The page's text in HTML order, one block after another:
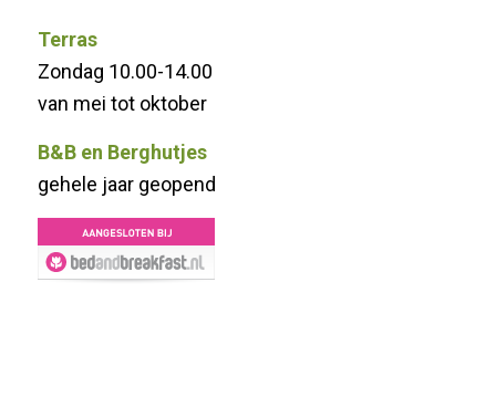
Terras
Zondag 10.00-14.00
van mei tot oktober
B&B en Berghutjes
gehele jaar geopend